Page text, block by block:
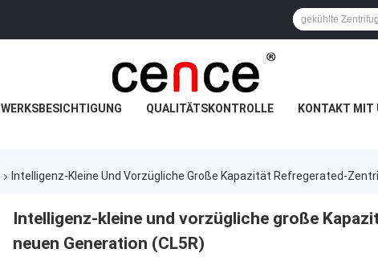
WERKSBESICHTIGUNG QUALITÄTSKONTROLLE KONTAKT MIT
Intelligenz-Kleine Und Vorzügliche Große Kapazität Refregerated-
Intelligenz-kleine und vorzügliche große
neuen Generation (CL5R)